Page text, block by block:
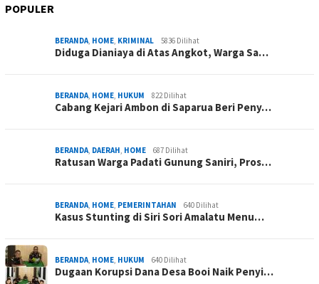
POPULER
BERANDA HOME KRIMINAL 5836 Dilihat
Diduga Dianiaya di Atas Angkot, Warga Sa…
BERANDA HOME HUKUM 822 Dilihat
Cabang Kejari Ambon di Saparua Beri Peny…
BERANDA DAERAH HOME 687 Dilihat
Ratusan Warga Padati Gunung Saniri, Pros…
BERANDA HOME PEMERINTAHAN 640 Dilihat
Kasus Stunting di Siri Sori Amalatu Menu…
BERANDA HOME HUKUM 640 Dilihat
Dugaan Korupsi Dana Desa Booi Naik Penyi…